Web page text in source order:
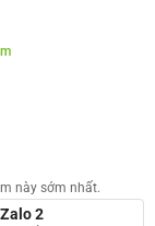
này sớm nhất.
2